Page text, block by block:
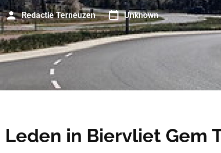
Redactie Terneuzen Unknown
Leden in Biervliet Gem